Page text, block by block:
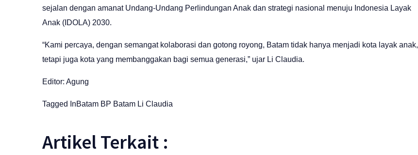
sejalan dengan amanat Undang-Undang Perlindungan Anak dan strategi nasional menuju Indonesia Layak
Anak (IDOLA) 2030.
“Kami percaya, dengan semangat kolaborasi dan gotong royong, Batam tidak hanya menjadi kota layak anak,
tetapi juga kota yang membanggakan bagi semua generasi,” ujar Li Claudia.
Editor: Agung
Tagged InBatam BP Batam Li Claudia
Artikel Terkait :